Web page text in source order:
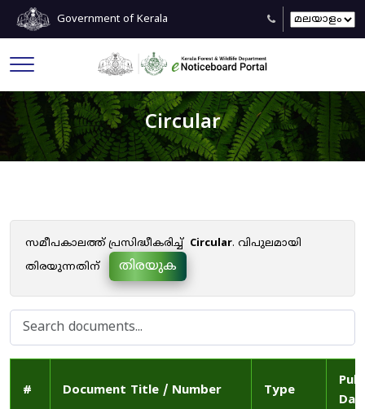
Government of Kerala
Circular
സമീപകാലത്ത് പ്രസിദ്ധീകരിച്ച് Circular. വിപുലമായി
തിരയുന്നതിന്
തിരയുക
# Document Title / Number Type